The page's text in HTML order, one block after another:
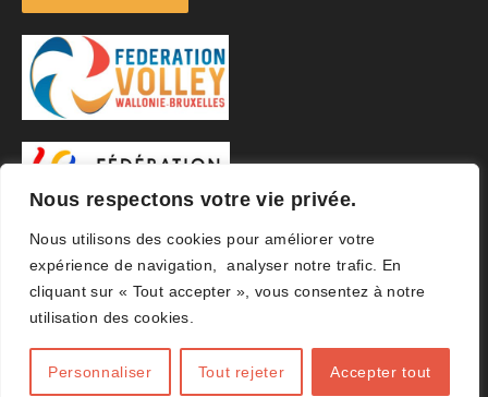
Nous respectons votre vie privée.
Nous utilisons des cookies pour améliorer votre
expérience de navigation, analyser notre trafic. En
cliquant sur « Tout accepter », vous consentez à notre
utilisation des cookies.
Personnaliser Tout rejeter Accepter tout